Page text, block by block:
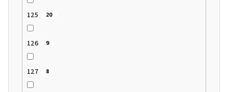
125 20
126 9
127 8